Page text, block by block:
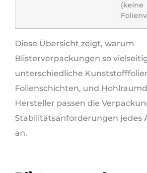
(keine
Diese Übersicht zeigt, warum
Blisterverpackungen so
unterschiedliche
Folienschichten, und
Hersteller passen die
Stabilitätsanforderungen jedes
an.